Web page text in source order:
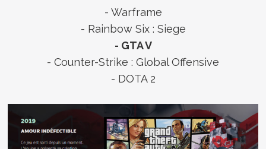
- Warframe
- Rainbow Six : Siege
- GTA V
- Counter-Strike : Global Offensive
- DOTA 2